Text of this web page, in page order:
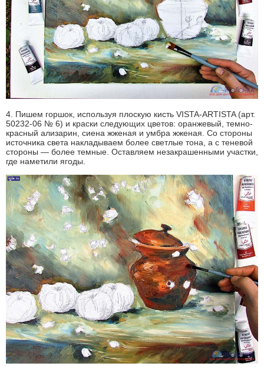
4. Пишем горшок, используя плоскую кисть VISTA-ARTISTA (арт.
50232-06 № 6) и краски следующих цветов: оранжевый, темно-
красный ализарин, сиена жженая и умбра жженая. Со стороны
источника света накладываем более светлые тона, а с теневой
стороны — более темные. Оставляем незакрашенными участки,
где наметили ягоды.